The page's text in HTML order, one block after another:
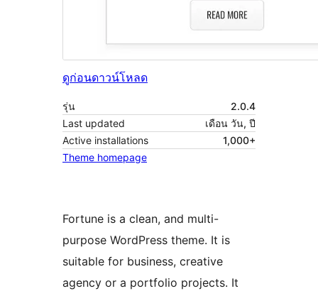
ดูก่อนดาวน์โหลด
รุ่น
2.0.4
Last updated
เดือน วัน, ปี
Active installations
1,000+
Theme homepage
Fortune is a clean, and multi-
purpose WordPress theme. It is
suitable for business, creative
agency or a portfolio projects. It